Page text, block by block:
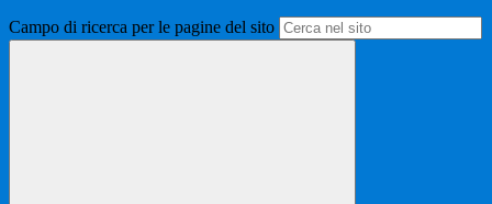
Campo di ricerca per le pagine del sito